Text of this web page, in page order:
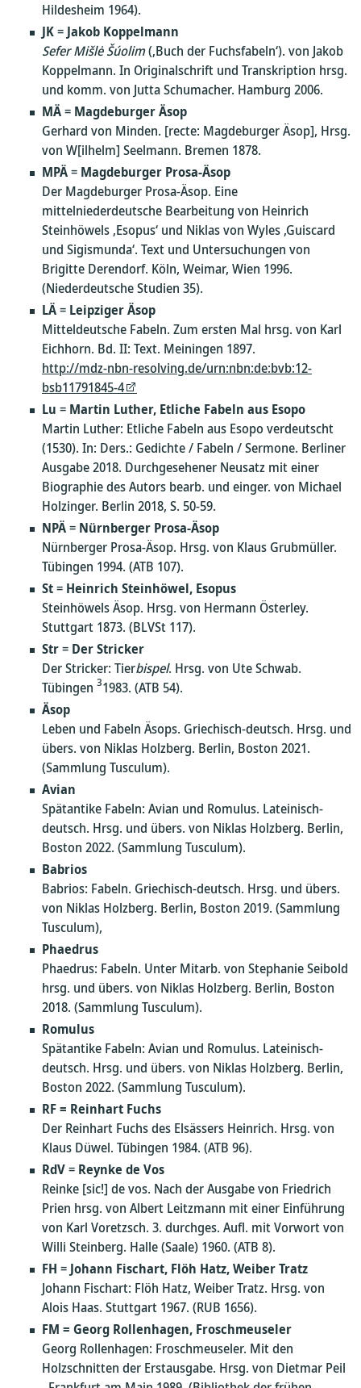
Hildesheim 1964).
JK= Jakob Koppelmann
Sefer Mišlė Šúolim(‚Buch der Fuchsfabeln‘). von Jakob
Koppelmann. In Originalschrift und Transkription hrsg.
und komm. von Jutta Schumacher. Hamburg 2006.
MÄ= Magdeburger Äsop
Gerhard von Minden. [recte: Magdeburger Äsop], Hrsg.
von W[ilhelm] Seelmann. Bremen 1878.
MPÄ= Magdeburger Prosa-Äsop
Der Magdeburger Prosa-Äsop. Eine
mittelniederdeutsche Bearbeitung von Heinrich
Steinhöwels ‚Esopus‘ und Niklas von Wyles ‚Guiscard
und Sigismunda‘. Text und Untersuchungen von
Brigitte Derendorf. Köln, Weimar, Wien 1996.
(Niederdeutsche Studien 35).
LÄ= Leipziger Äsop
Mitteldeutsche Fabeln. Zum ersten Mal hrsg. von Karl
Eichhorn. Bd. II: Text. Meiningen 1897.
http://mdz-nbn-resolving.de/urn:nbn:de:bvb:12-
bsb11791845-4
Lu = Martin Luther, Etliche Fabeln aus Esopo
Martin Luther: Etliche Fabeln aus Esopo verdeutscht
(1530). In: Ders.: Gedichte / Fabeln / Sermone. Berliner
Ausgabe 2018. Durchgesehener Neusatz mit einer
Biographie des Autors bearb. und einger. von Michael
Holzinger. Berlin 2018, S. 50-59.
NPÄ= Nürnberger Prosa-Äsop
Nürnberger Prosa-Äsop. Hrsg. von Klaus Grubmüller.
Tübingen 1994. (ATB 107).
St= Heinrich Steinhöwel, Esopus
Steinhöwels Äsop. Hrsg. von Hermann Österley.
Stuttgart 1873. (BLVSt 117).
Str= Der Stricker
Der Stricker: Tierbispel. Hrsg. von Ute Schwab.
Tübingen 31983. (ATB 54).
Äsop
Leben und Fabeln Äsops. Griechisch-deutsch. Hrsg. und
übers. von Niklas Holzberg. Berlin, Boston 2021.
(Sammlung Tusculum).
Avian
Spätantike Fabeln: Avian und Romulus. Lateinisch-
deutsch. Hrsg. und übers. von Niklas Holzberg. Berlin,
Boston 2022. (Sammlung Tusculum).
Babrios
Babrios: Fabeln. Griechisch-deutsch. Hrsg. und übers.
von Niklas Holzberg. Berlin, Boston 2019. (Sammlung
Tusculum),
Phaedrus
Phaedrus: Fabeln. Unter Mitarb. von Stephanie Seibold
hrsg. und übers. von Niklas Holzberg. Berlin, Boston
2018. (Sammlung Tusculum).
Romulus
Spätantike Fabeln: Avian und Romulus. Lateinisch-
deutsch. Hrsg. und übers. von Niklas Holzberg. Berlin,
Boston 2022. (Sammlung Tusculum).
RF = Reinhart Fuchs
Der Reinhart Fuchs des Elsässers Heinrich. Hrsg. von
Klaus Düwel. Tübingen 1984. (ATB 96).
RdV= Reynke de Vos
Reinke [sic!] de vos. Nach der Ausgabe von Friedrich
Prien hrsg. von Albert Leitzmann mit einer Einführung
von Karl Voretzsch. 3. durchges. Aufl. mit Vorwort von
Willi Steinberg. Halle (Saale) 1960. (ATB 8).
FH = Johann Fischart, Flöh Hatz, Weiber Tratz
Johann Fischart: Flöh Hatz, Weiber Tratz. Hrsg. von
Alois Haas. Stuttgart 1967. (RUB 1656).
FM = Georg Rollenhagen, Froschmeuseler
Georg Rollenhagen: Froschmeuseler. Mit den
Holzschnitten der Erstausgabe. Hrsg. von Dietmar Peil